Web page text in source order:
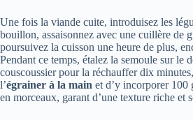
Une fois la viande cuite, introduisez les
bouillon, assaisonnez avec une cuillère de
poursuivez la cuisson une heure de plus,
Pendant ce temps, étalez la semoule sur le
couscoussier pour la réchauffer dix
l’égrainer à la main et d’y incorporer 100
en morceaux, garant d’une texture riche et